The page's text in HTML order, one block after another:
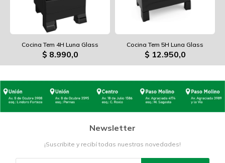
Cocina Tem 4H Luna Glass
$ 8.990,0
Cocina Tem 5H Luna Glass
$ 12.950,0
Newsletter
¡Suscribite y recibí todas nuestras novedades!